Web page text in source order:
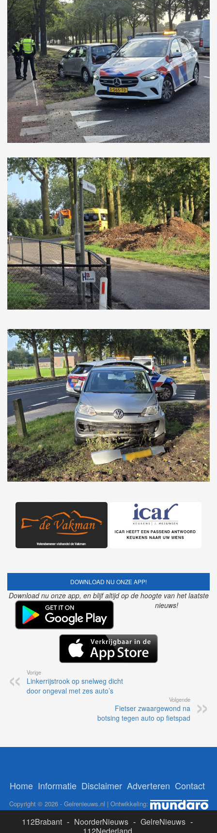
DOWNLOAD NU ONZE APP!
Download nu onze app, en blijf altijd op de hoogte van het laatste
nieuws!
Vorige
Linkerrijstrook op snelweg dicht
door ongeval met zes auto’s
Volgende
Fietser zwaargewond na
botsing tegen auto op fietspad
Home Informatie Disclaimer Adverteren Contact
Copyright © 2026 - Gelrenieuws.nl | Ontwikkeling:
112Brabant - NoorderNieuws - GelreNieuws -